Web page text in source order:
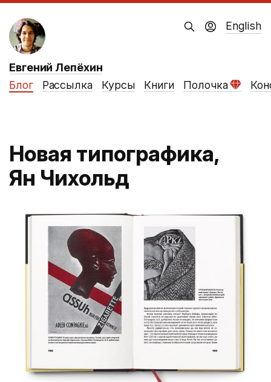
Евгений Лепёхин
Блог
Рассылка Курсы Книги Полочка
English
Новая типографика,
Ян Чихольд